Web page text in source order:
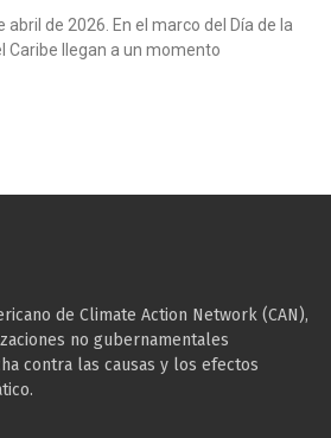
abril de 2026. En el marco del Día de la
Caribe llegan a un momento
de Climate Action Network (CAN),
no gubernamentales
contra las causas y los efectos